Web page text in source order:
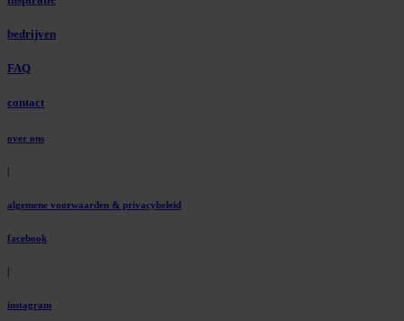
bedrijven
FAQ
contact
over ons
|
algemene voorwaarden & privacybeleid
facebook
|
instagram